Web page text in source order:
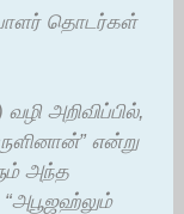
தொடர்கள்
அறிவிப்பில்,
என்று
அந்த
“அபூஜஹ்லும்